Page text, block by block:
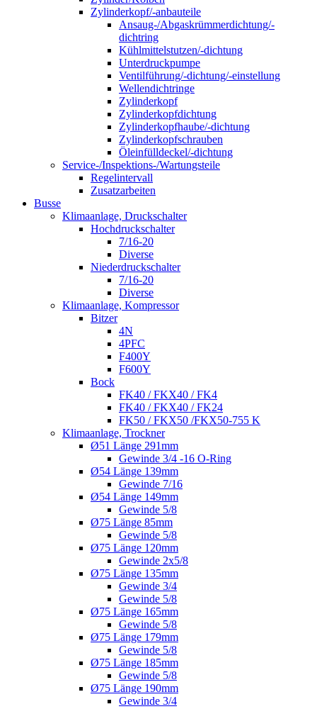
Zylinderkopf/-anbauteile
Ansaug-/Abgaskrümmerdichtung/-
dichtring
Kühlmittelstutzen/-dichtung
Unterdruckpumpe
Ventilführung/-dichtung/-einstellung
Wellendichtringe
Zylinderkopf
Zylinderkopfdichtung
Zylinderkopfhaube/-dichtung
Zylinderkopfschrauben
Öleinfülldeckel/-dichtung
Service-/Inspektions-/Wartungsteile
Regelintervall
Zusatzarbeiten
Busse
Klimaanlage, Druckschalter
Hochdruckschalter
7/16-20
Diverse
Niederdruckschalter
7/16-20
Diverse
Klimaanlage, Kompressor
Bitzer
4N
4PFC
F400Y
F600Y
Bock
FK40 / FKX40 / FK4
FK40 / FKX40 / FK24
FK50 / FKX50 /FKX50-755 K
Klimaanlage, Trockner
Ø51 Länge 291mm
Gewinde 3/4 -16 O-Ring
Ø54 Länge 139mm
Gewinde 7/16
Ø54 Länge 149mm
Gewinde 5/8
Ø75 Länge 85mm
Gewinde 5/8
Ø75 Länge 120mm
Gewinde 2x5/8
Ø75 Länge 135mm
Gewinde 3/4
Gewinde 5/8
Ø75 Länge 165mm
Gewinde 5/8
Ø75 Länge 179mm
Gewinde 5/8
Ø75 Länge 185mm
Gewinde 5/8
Ø75 Länge 190mm
Gewinde 3/4